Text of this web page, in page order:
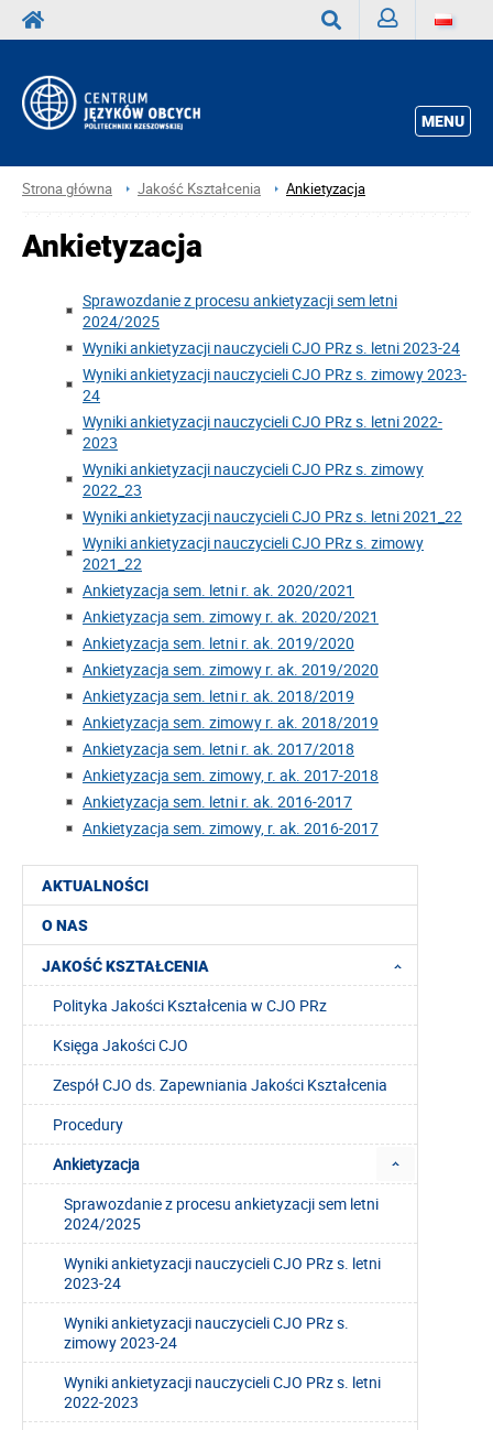
MENU
Strona główna Jakość Kształcenia Ankietyzacja
AKTUALNOŚCI
O NAS
JAKOŚĆ KSZTAŁCENIA
Polityka Jakości Kształcenia w CJO PRz
Księga Jakości CJO
Zespół CJO ds. Zapewniania Jakości Kształcenia
Procedury
Ankietyzacja
Sprawozdanie z procesu ankietyzacji sem letni
2024/2025
Wyniki ankietyzacji nauczycieli CJO PRz s. letni
2023-24
Wyniki ankietyzacji nauczycieli CJO PRz s.
zimowy 2023-24
Wyniki ankietyzacji nauczycieli CJO PRz s. letni
2022-2023
Ankietyzacja
Sprawozdanie z procesu ankietyzacji sem letni
2024/2025
Wyniki ankietyzacji nauczycieli CJO PRz s. letni 2023-24
Wyniki ankietyzacji nauczycieli CJO PRz s. zimowy 2023-
24
Wyniki ankietyzacji nauczycieli CJO PRz s. letni 2022-
2023
Wyniki ankietyzacji nauczycieli CJO PRz s. zimowy
2022_23
Wyniki ankietyzacji nauczycieli CJO PRz s. letni 2021_22
Wyniki ankietyzacji nauczycieli CJO PRz s. zimowy
2021_22
Ankietyzacja sem. letni r. ak. 2020/2021
Ankietyzacja sem. zimowy r. ak. 2020/2021
Ankietyzacja sem. letni r. ak. 2019/2020
Ankietyzacja sem. zimowy r. ak. 2019/2020
Ankietyzacja sem. letni r. ak. 2018/2019
Ankietyzacja sem. zimowy r. ak. 2018/2019
Ankietyzacja sem. letni r. ak. 2017/2018
Ankietyzacja sem. zimowy, r. ak. 2017-2018
Ankietyzacja sem. letni r. ak. 2016-2017
Ankietyzacja sem. zimowy, r. ak. 2016-2017